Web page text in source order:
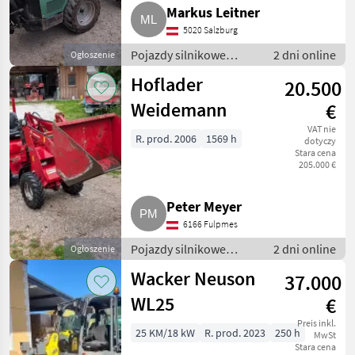
Ogłoszenie
Markus Leitner
5020 Salzburg
Pojazdy silnikowe
rolnicze / Ładowarki
rolnicze
2 dni online
Ogłoszenie
Hoflader
Weidemann
20.500
€
VAT nie
dotyczy
Stara cena
205.000 €
R. prod. 2006 1569 h
Peter Meyer
6166 Fulpmes
Pojazdy silnikowe
rolnicze / Ładowarki
rolnicze
2 dni online
Wacker Neuson
WL25
37.000
€
Preis inkl.
MwSt
Stara cena
25 KM/18 kW R. prod. 2023 250 h